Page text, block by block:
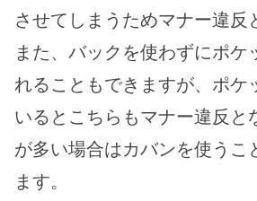
させてしまうためマナー違反
また、バックを使わずにポケ
れることもできますが、ポケ
いるとこちらもマナー違反と
が多い場合はカバンを使うこ
ます。